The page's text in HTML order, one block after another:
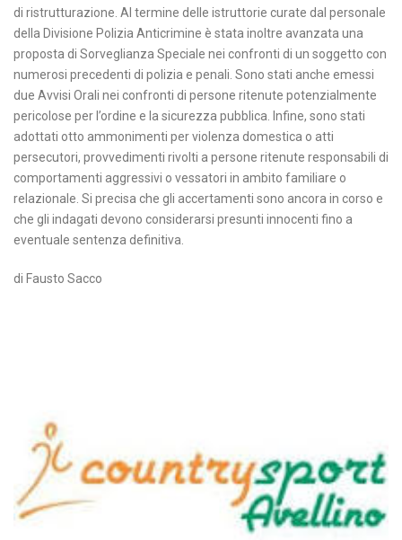
di ristrutturazione. Al termine delle istruttorie curate dal personale
della Divisione Polizia Anticrimine è stata inoltre avanzata una
proposta di Sorveglianza Speciale nei confronti di un soggetto con
numerosi precedenti di polizia e penali. Sono stati anche emessi
due Avvisi Orali nei confronti di persone ritenute potenzialmente
pericolose per l’ordine e la sicurezza pubblica. Infine, sono stati
adottati otto ammonimenti per violenza domestica o atti
persecutori, provvedimenti rivolti a persone ritenute responsabili di
comportamenti aggressivi o vessatori in ambito familiare o
relazionale. Si precisa che gli accertamenti sono ancora in corso e
che gli indagati devono considerarsi presunti innocenti fino a
eventuale sentenza definitiva.
di Fausto Sacco